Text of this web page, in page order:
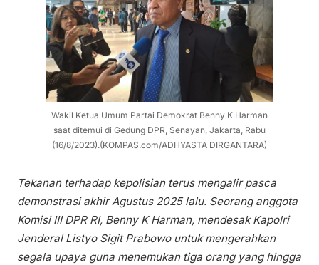
Wakil Ketua Umum Partai Demokrat Benny K Harman
saat ditemui di Gedung DPR, Senayan, Jakarta, Rabu
(16/8/2023).(KOMPAS.com/ADHYASTA DIRGANTARA)
Tekanan terhadap kepolisian terus mengalir pasca
demonstrasi akhir Agustus 2025 lalu. Seorang anggota
Komisi III DPR RI, Benny K Harman, mendesak Kapolri
Jenderal Listyo Sigit Prabowo untuk mengerahkan
segala upaya guna menemukan tiga orang yang hingga